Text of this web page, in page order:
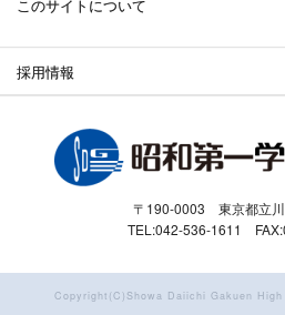
採用情報
〒190-0003 東京都立
TEL:042-536-1611
Copyright(C)Showa Daiichi Gakuen